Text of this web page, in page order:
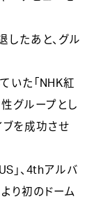
たあと、グル
いた「NHK紅
グループとし
を成功させ
」、4thアルバ
り初のドーム